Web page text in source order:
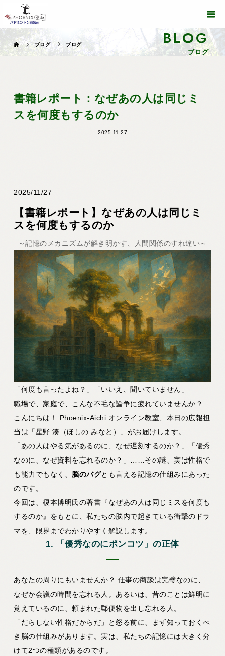
BLOG
ブログ
ブログ ブログ
書籍レポート：なぜあの人は同じミ
スを何度もするのか
2025.11.27
2025/11/27
【書籍レポート】なぜあの人は同じミ
スを何度もするのか
～記憶のメカニズムが解き明かす、人間関係のすれ違い～
「何度も言ったよね？」「いいえ、聞いていません」
職場で、家庭で、こんな不毛な論争に疲れていませんか？
こんにちは！ Phoenix-Aichi オンライン教室、本日の広報担
当は「星野 湊（ほしの みなと）」がお届けします。
「あの人はやる気があるのに、なぜ遅刻するのか？」「優秀
なのに、なぜ資料を忘れるのか？」……その謎、実は性格で
も能力でもなく、 脳のバグとも言える記憶の仕組みにあった
のです。
今回は、榎本博明氏の著書『なぜあの人は同じミスを何度も
するのか』をもとに、私たちの脳内で起きている衝撃のドラ
マを、限界までわかりやすく解説します。
1. 「優秀なのにポンコツ」の正体
あなたの周りにもいませんか？ 仕事の商談は完璧なのに、
なぜか会議の時間を忘れる人。あるいは、昔のことは鮮明に
覚えているのに、頼まれた郵便物を出し忘れる人。
「だらしない性格だからだ」と怒る前に、まず知っておくべ
き脳の仕組みがあります。実は、私たちの記憶には大きく分
けて2つの種類があるのです。